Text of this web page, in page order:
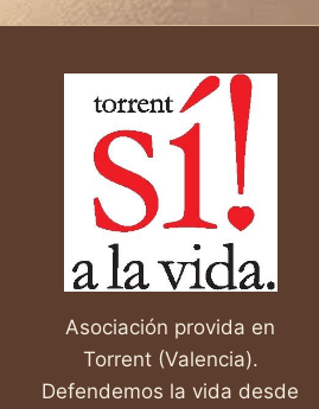
VA
ESPALDA
A
LAS
MADRES?
Asociación provida en
Torrent (Valencia).
Defendemos la vida desde